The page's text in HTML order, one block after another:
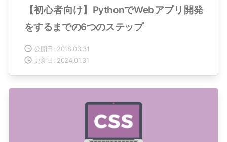
【初心者向け】PythonでWebアプリ開発
をするまでの6つのステップ
公開日: 2018.03.31
更新日: 2024.01.31